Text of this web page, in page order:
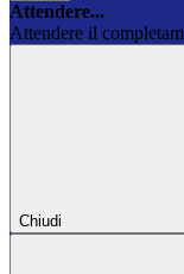
Attendere...
Attendere il
Chiudi